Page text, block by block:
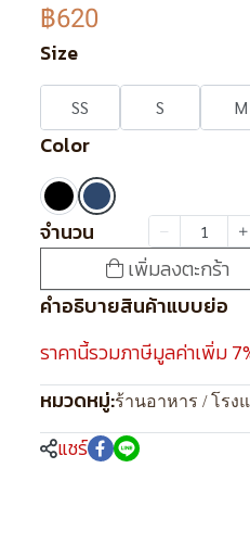
฿620
Size
SS S M
Color
จำนวน
เพิ่มลงตะกร้า
คำอธิบายสินค้าแบบย่อ
ราคานี้รวมภาษีมูลค่าเพิ่ม
หมวดหมู่:ร้านอาหาร / โรง
แชร์